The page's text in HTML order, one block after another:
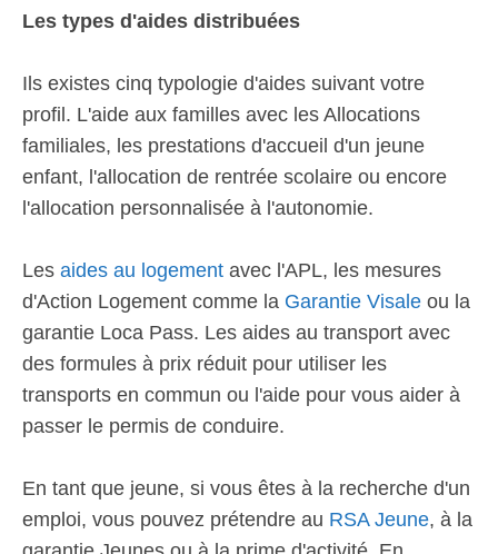
Les types d'aides distribuées
Ils existes cinq typologie d'aides suivant votre
profil. L'aide aux familles avec les Allocations
familiales, les prestations d'accueil d'un jeune
enfant, l'allocation de rentrée scolaire ou encore
l'allocation personnalisée à l'autonomie.
Les aides au logement avec l'APL, les mesures
d'Action Logement comme la Garantie Visale ou la
garantie Loca Pass. Les aides au transport avec
des formules à prix réduit pour utiliser les
transports en commun ou l'aide pour vous aider à
passer le permis de conduire.
En tant que jeune, si vous êtes à la recherche d'un
emploi, vous pouvez prétendre au RSA Jeune, à la